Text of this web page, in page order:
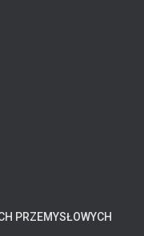
PRZEMYSŁOWYCH